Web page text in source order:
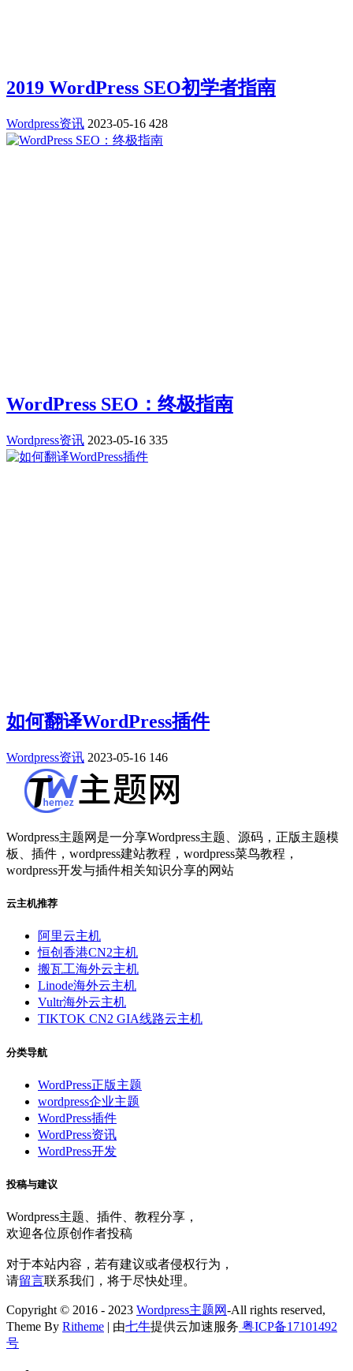
2019 WordPress SEO初学者指南
Wordpress资讯 2023-05-16 428
WordPress SEO：终极指南
Wordpress资讯 2023-05-16 335
如何翻译WordPress插件
Wordpress资讯 2023-05-16 146
Wordpress主题网是一分享Wordpress主题、源码，正版主题模
板、插件，wordpress建站教程，wordpress菜鸟教程，
wordpress开发与插件相关知识分享的网站
云主机推荐
阿里云主机
恒创香港CN2主机
搬瓦工海外云主机
Linode海外云主机
Vultr海外云主机
TIKTOK CN2 GIA线路云主机
分类导航
WordPress正版主题
wordpress企业主题
WordPress插件
WordPress资讯
WordPress开发
投稿与建议
Wordpress主题、插件、教程分享，
欢迎各位原创作者投稿
对于本站内容，若有建议或者侵权行为，
请留言联系我们，将于尽快处理。
Copyright © 2016 - 2023 Wordpress主题网-All rights reserved,
Theme By Ritheme | 由七牛提供云加速服务 粤ICP备17101492
号